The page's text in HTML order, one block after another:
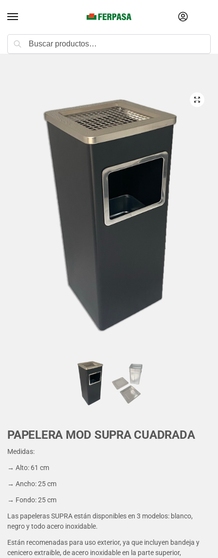
PAPELERA MOD SUPRA CUADRADA
Medidas:
→ Alto: 61 cm
→ Ancho: 25 cm
→ Fondo: 25 cm
Las papeleras SUPRA están disponibles en 3 modelos: blanco,
negro y todo acero inoxidable.
Están recomenadas para uso exterior, ya que incluyen bandeja y
cenicero extraible, de acero inoxidable en la parte superior,